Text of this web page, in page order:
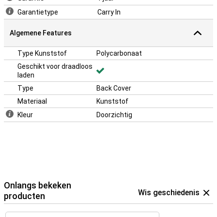
Garantietype
Carry In
Algemene Features
Type Kunststof
Polycarbonaat
Geschikt voor draadloos
laden
Type
Back Cover
Materiaal
Kunststof
Kleur
Doorzichtig
Onlangs bekeken
producten
Wis geschiedenis